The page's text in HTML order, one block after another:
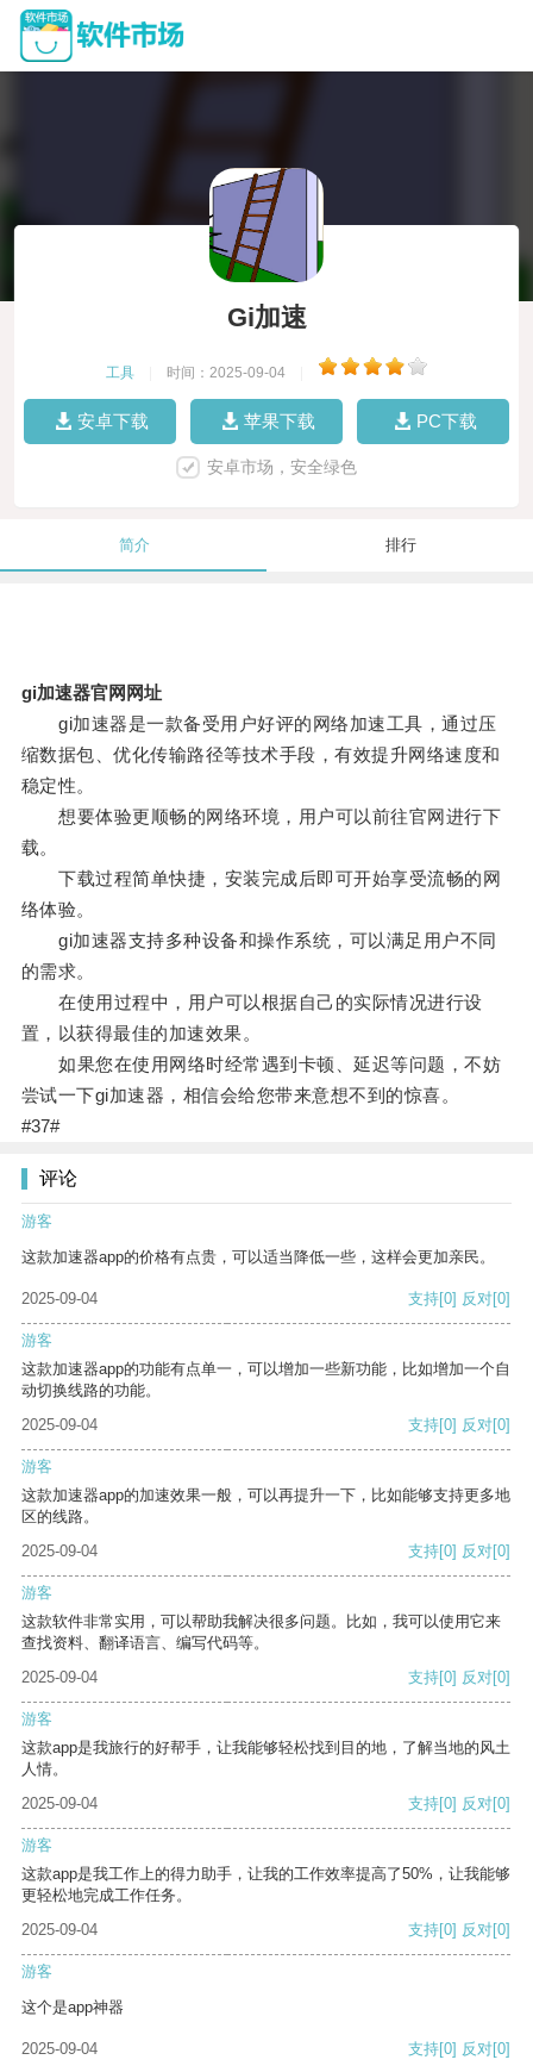
Gi加速
工具 时间：2025-09-04
安卓下载 苹果下载 PC下载
安卓市场，安全绿色
简介 排行
gi加速器官网网址
gi加速器是一款备受用户好评的网络加速工具，通过压
缩数据包、优化传输路径等技术手段，有效提升网络速度和
稳定性。
想要体验更顺畅的网络环境，用户可以前往官网进行下
载。
下载过程简单快捷，安装完成后即可开始享受流畅的网
络体验。
gi加速器支持多种设备和操作系统，可以满足用户不同
的需求。
在使用过程中，用户可以根据自己的实际情况进行设
置，以获得最佳的加速效果。
如果您在使用网络时经常遇到卡顿、延迟等问题，不妨
尝试一下gi加速器，相信会给您带来意想不到的惊喜。
#37#
评论
游客
这款加速器app的价格有点贵，可以适当降低一些，这样会更加亲民。
2025-09-04 支持[0] 反对[0]
游客
这款加速器app的功能有点单一，可以增加一些新功能，比如增加一个自
动切换线路的功能。
2025-09-04
支持[0] 反对[0]
游客
这款加速器app的加速效果一般，可以再提升一下，比如能够支持更多地
区的线路。
2025-09-04
支持[0] 反对[0]
游客
这款软件非常实用，可以帮助我解决很多问题。比如，我可以使用它来
查找资料、翻译语言、编写代码等。
2025-09-04
支持[0] 反对[0]
游客
这款app是我旅行的好帮手，让我能够轻松找到目的地，了解当地的风土
人情。
2025-09-04
支持[0] 反对[0]
游客
这款app是我工作上的得力助手，让我的工作效率提高了50%，让我能够
更轻松地完成工作任务。
2025-09-04
支持[0] 反对[0]
游客
这个是app神器
2025-09-04 支持[0] 反对[0]